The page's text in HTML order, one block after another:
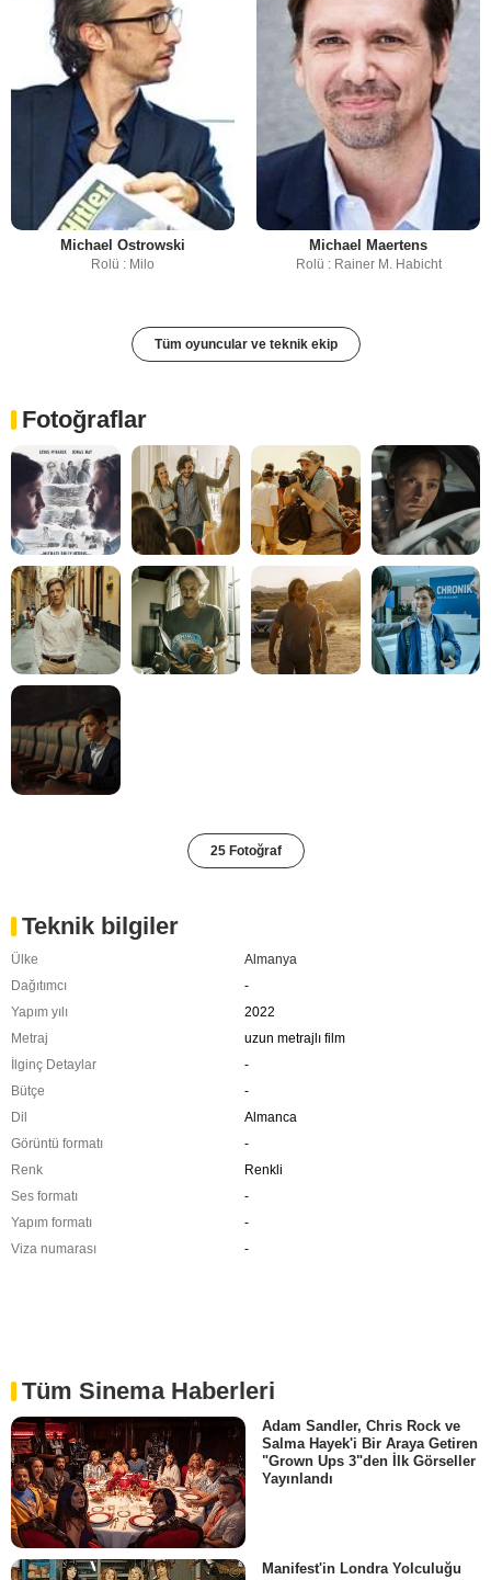
Michael Ostrowski
Rolü : Milo
Michael Maertens
Rolü : Rainer M. Habicht
Tüm oyuncular ve teknik ekip
Fotoğraflar
25 Fotoğraf
Teknik bilgiler
Ülke
Almanya
Dağıtımcı
-
Yapım yılı
2022
Metraj
uzun metrajlı film
İlginç Detaylar
-
Bütçe
-
Dil
Almanca
Görüntü formatı
-
Renk
Renkli
Ses formatı
-
Yapım formatı
-
Viza numarası
-
Tüm Sinema Haberleri
Adam Sandler, Chris Rock ve
Salma Hayek'i Bir Araya Getiren
"Grown Ups 3"den İlk Görseller
Yayınlandı
Manifest'in Londra Yolculuğu